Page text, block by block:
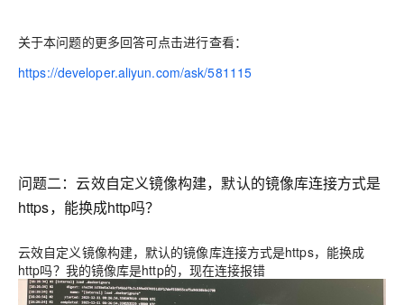
关于本问题的更多回答可点击进行查看：
https://developer.aliyun.com/ask/581115
问题二：云效自定义镜像构建，默认的镜像库连接方式是
https，能换成http吗？
云效自定义镜像构建，默认的镜像库连接方式是https，能换成
http吗？我的镜像库是http的，现在连接报错